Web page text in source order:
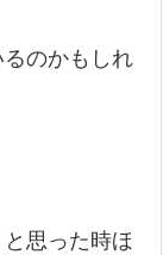
のかもしれ
思った時ほ